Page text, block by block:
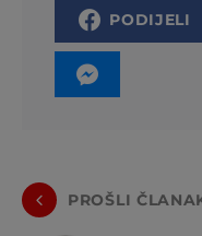
PODIJELI
PROŠLI